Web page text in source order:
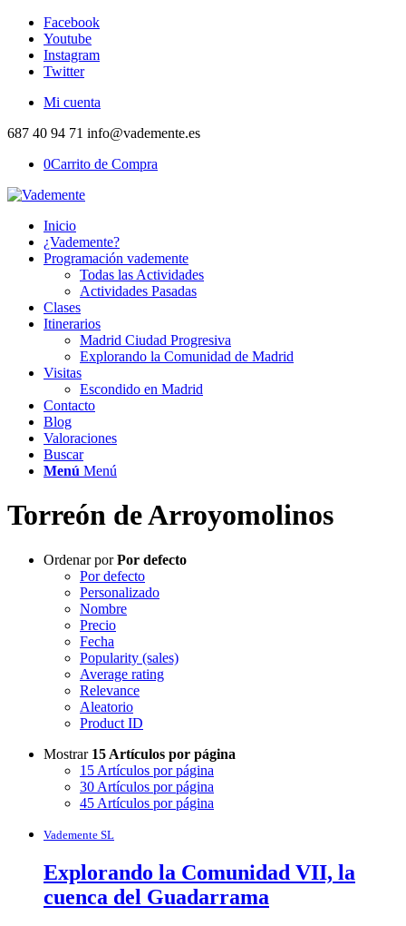
Facebook
Youtube
Instagram
Twitter
Mi cuenta
687 40 94 71 info@vademente.es
0Carrito de Compra
Inicio
¿Vademente?
Programación vademente
Todas las Actividades
Actividades Pasadas
Clases
Itinerarios
Madrid Ciudad Progresiva
Explorando la Comunidad de Madrid
Visitas
Escondido en Madrid
Contacto
Blog
Valoraciones
Buscar
Menú Menú
Torreón de Arroyomolinos
Ordenar porPor defecto
Por defecto
Personalizado
Nombre
Precio
Fecha
Popularity (sales)
Average rating
Relevance
Aleatorio
Product ID
Mostrar 15 Artículos por página
15 Artículos por página
30 Artículos por página
45 Artículos por página
Vademente SL
Explorando la Comunidad VII, la
cuenca del Guadarrama